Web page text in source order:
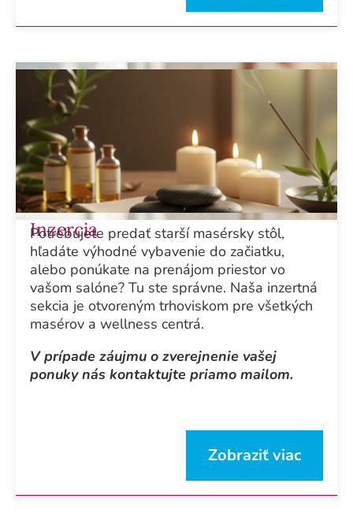
Inzercia
Potrebujete predať starší masérsky stôl,
hľadáte výhodné vybavenie do začiatku,
alebo ponúkate na prenájom priestor vo
vašom salóne? Tu ste správne. Naša inzertná
sekcia je otvoreným trhoviskom pre všetkých
masérov a wellness centrá.
V prípade záujmu o zverejnenie vašej
ponuky nás kontaktujte priamo mailom.
Zobraziť viac